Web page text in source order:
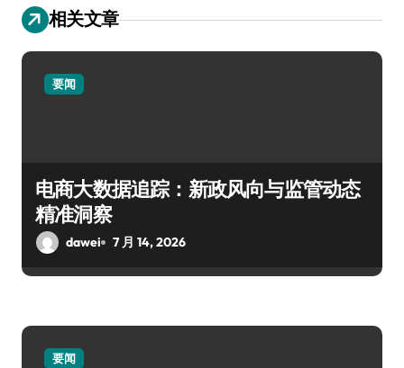
相关文章
要闻
电商大数据追踪：新政风向与监管动态
精准洞察
dawei 7 月 14, 2026
要闻